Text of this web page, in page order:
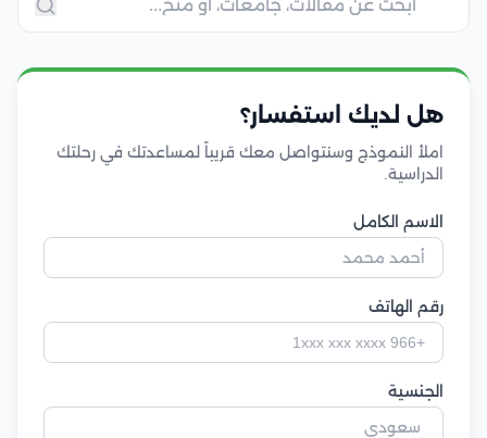
هل لديك استفسار؟
املأ النموذج وسنتواصل معك قريباً لمساعدتك في رحلتك
الدراسية.
الاسم الكامل
رقم الهاتف
الجنسية